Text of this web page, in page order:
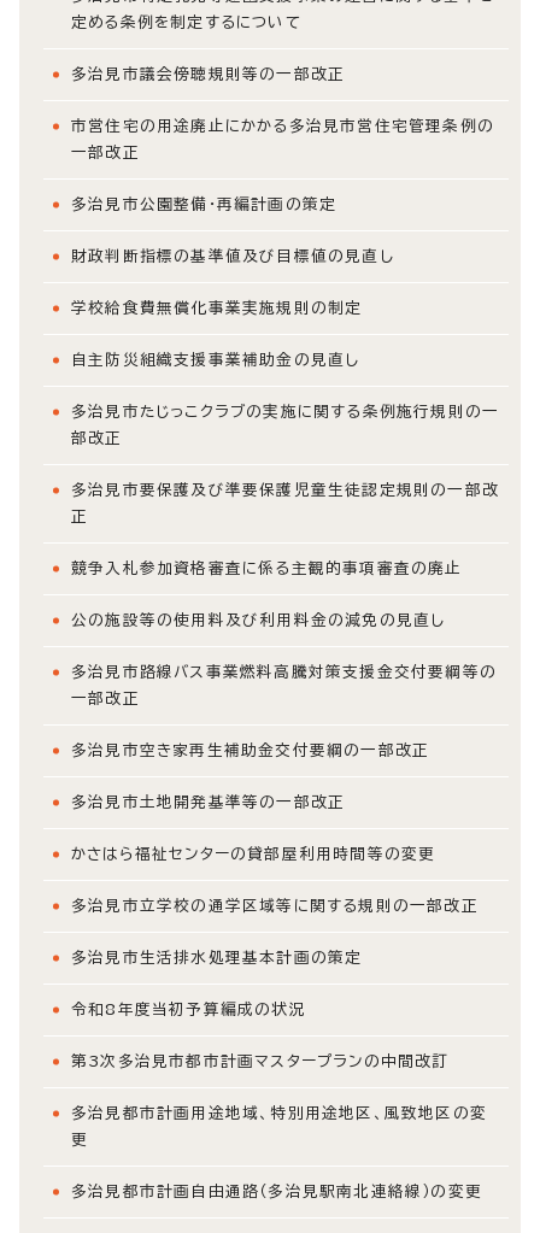
定める条例を制定するについて
多治見市議会傍聴規則等の一部改正
市営住宅の用途廃止にかかる多治見市営住宅管理条例の
一部改正
多治見市公園整備・再編計画の策定
財政判断指標の基準値及び目標値の見直し
学校給食費無償化事業実施規則の制定
自主防災組織支援事業補助金の見直し
多治見市たじっこクラブの実施に関する条例施行規則の一
部改正
多治見市要保護及び準要保護児童生徒認定規則の一部改
正
競争入札参加資格審査に係る主観的事項審査の廃止
公の施設等の使用料及び利用料金の減免の見直し
多治見市路線バス事業燃料高騰対策支援金交付要綱等の
一部改正
多治見市空き家再生補助金交付要綱の一部改正
多治見市土地開発基準等の一部改正
かさはら福祉センターの貸部屋利用時間等の変更
多治見市立学校の通学区域等に関する規則の一部改正
多治見市生活排水処理基本計画の策定
令和8年度当初予算編成の状況
第3次多治見市都市計画マスタープランの中間改訂
多治見都市計画用途地域、特別用途地区、風致地区の変
更
多治見都市計画自由通路（多治見駅南北連絡線）の変更